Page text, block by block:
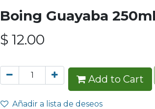
Boing Guayaba 250ml
$ 12.00
Add to Cart
Añadir a lista de deseos